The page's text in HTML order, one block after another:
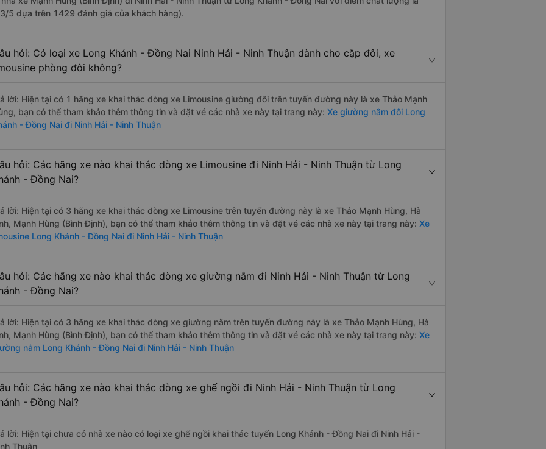
5 dựa trên 1429 đánh giá của khách hàng).
hỏi: Có loại xe Long Khánh - Đồng Nai Ninh Hải - Ninh Thuận dành cho cặp đôi, xe
phòng đôi không?
lời: Hiện tại có 1 hãng xe khai thác dòng xe Limousine giường đôi trên tuyến đường này là xe Thảo Mạnh
bạn có thể tham khảo thêm thông tin và đặt vé các nhà xe này tại trang này: Xe giường nằm đôi Long
- Đồng Nai đi Ninh Hải - Ninh Thuận
hỏi: Các hãng xe nào khai thác dòng xe Limousine đi Ninh Hải - Ninh Thuận từ Long
- Đồng Nai?
lời: Hiện tại có 3 hãng xe khai thác dòng xe Limousine trên tuyến đường này là xe Thảo Mạnh Hùng, Hà
Mạnh Hùng (Bình Định), bạn có thể tham khảo thêm thông tin và đặt vé các nhà xe này tại trang này: Xe
Long Khánh - Đồng Nai đi Ninh Hải - Ninh Thuận
hỏi: Các hãng xe nào khai thác dòng xe giường nằm đi Ninh Hải - Ninh Thuận từ Long
- Đồng Nai?
lời: Hiện tại có 3 hãng xe khai thác dòng xe giường nằm trên tuyến đường này là xe Thảo Mạnh Hùng, Hà
Mạnh Hùng (Bình Định), bạn có thể tham khảo thêm thông tin và đặt vé các nhà xe này tại trang này: Xe
nằm Long Khánh - Đồng Nai đi Ninh Hải - Ninh Thuận
hỏi: Các hãng xe nào khai thác dòng xe ghế ngồi đi Ninh Hải - Ninh Thuận từ Long
- Đồng Nai?
lời: Hiện tại chưa có nhà xe nào có loại xe ghế ngồi khai thác tuyến Long Khánh - Đồng Nai đi Ninh Hải -
Thuận